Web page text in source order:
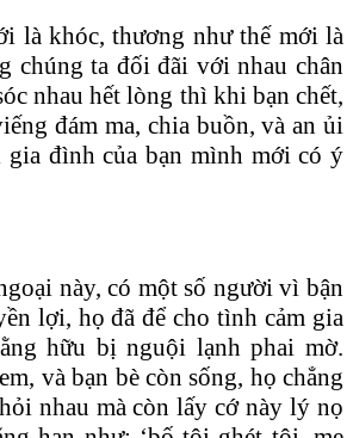
là khóc, thương như thế mới là
chúng ta đối đãi với nhau chân
nhau hết lòng thì khi bạn chết,
đám ma, chia buồn, và an ủi
gia đình của bạn mình mới có ý
này, có một số người vì bận
lợi, họ đã để cho tình cảm gia
hữu bị nguội lạnh phai mờ.
và bạn bè còn sống, họ chẳng
nhau mà còn lấy cớ này lý nọ